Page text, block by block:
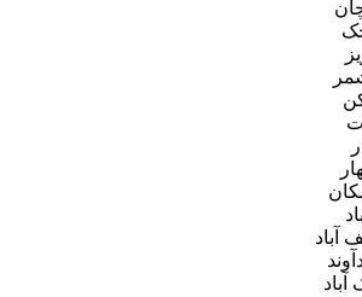
آباد
آباد